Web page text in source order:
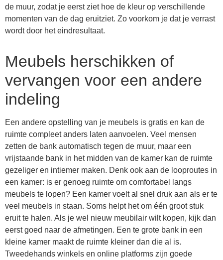
de muur, zodat je eerst ziet hoe de kleur op verschillende
momenten van de dag eruitziet. Zo voorkom je dat je verrast
wordt door het eindresultaat.
Meubels herschikken of
vervangen voor een andere
indeling
Een andere opstelling van je meubels is gratis en kan de
ruimte compleet anders laten aanvoelen. Veel mensen
zetten de bank automatisch tegen de muur, maar een
vrijstaande bank in het midden van de kamer kan de ruimte
gezeliger en intiemer maken. Denk ook aan de looproutes in
een kamer: is er genoeg ruimte om comfortabel langs
meubels te lopen? Een kamer voelt al snel druk aan als er te
veel meubels in staan. Soms helpt het om één groot stuk
eruit te halen. Als je wel nieuw meubilair wilt kopen, kijk dan
eerst goed naar de afmetingen. Een te grote bank in een
kleine kamer maakt de ruimte kleiner dan die al is.
Tweedehands winkels en online platforms zijn goede